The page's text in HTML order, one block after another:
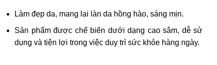
Làm đẹp da, mang lại làn da hồng hào, sáng mịn.
Sản phẩm được chế biến dưới dạng cao sâm, dễ sử
dụng và tiện lợi trong việc duy trì sức khỏe hàng ngày.